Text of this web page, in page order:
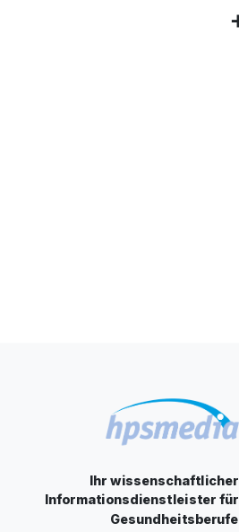
Ihr wissenschaftlicher
Informationsdienstleister für
Gesundheitsberufe